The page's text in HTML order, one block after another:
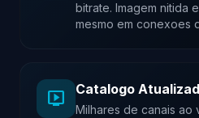
bitrate. Imagem nitida
mesmo em conexoes
live_tv Catalogo
Milhares de canais ao